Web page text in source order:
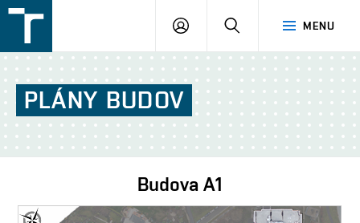
v
Brně
MENU
PŘIHLÁŠENÍ
PLÁNY BUDOV
Budova A1